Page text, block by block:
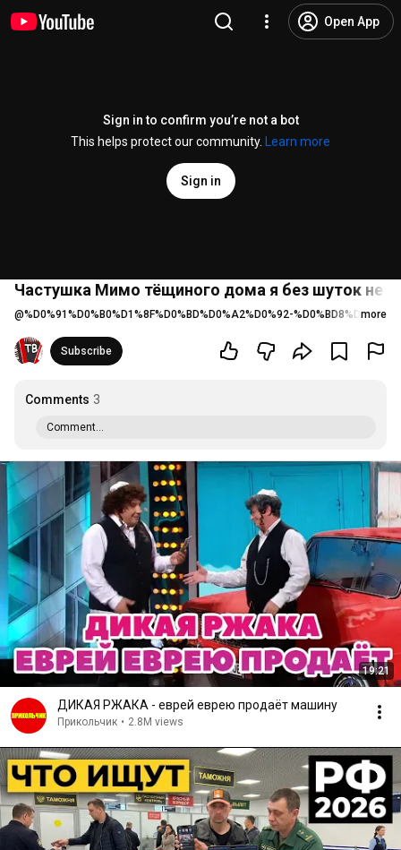
Open App
Sign in to confirm you’re not a bot
This helps protect our community.
Learn more
Sign in
Частушка Мимо тёщиного дома я без шуток не
@%D0%91%D0%B0%D1%8F%D0%BD%D0%A2%D0%92-%D0%BD8%D1%8C
more
Subscribe
Comments 3
Comment...
19:21
ДИКАЯ РЖАКА - еврей еврею продаёт машину
Прикольчик • 2.8M views